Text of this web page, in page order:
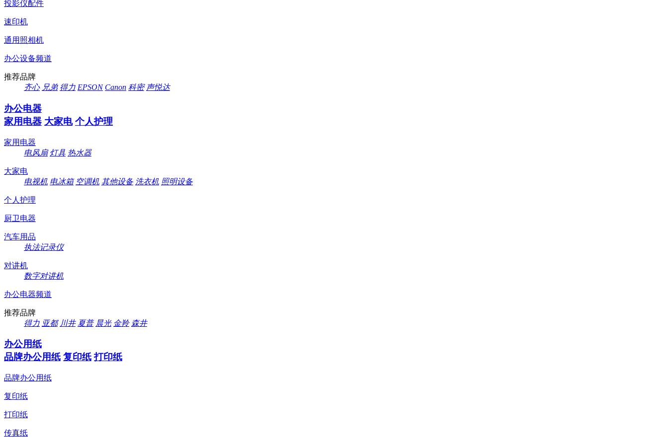
投影仪配件
速印机
通用照相机
办公设备频道
推荐品牌
齐心 兄弟 得力 EPSON Canon 科密 声悦达
办公电器
家用电器 大家电 个人护理
家用电器
电风扇 灯具 热水器
大家电
电视机 电冰箱 空调机 其他设备 洗衣机 照明设备
个人护理
厨卫电器
汽车用品
执法记录仪
对讲机
数字对讲机
办公电器频道
推荐品牌
得力 亚都 川井 夏普 晨光 金羚 森井
办公用纸
品牌办公用纸 复印纸 打印纸
品牌办公用纸
复印纸
打印纸
传真纸